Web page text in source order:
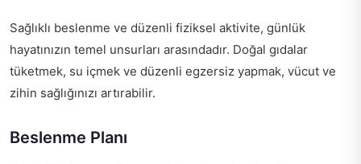
Sağlıklı beslenme ve düzenli fiziksel aktivite, günlük
hayatınızın temel unsurları arasındadır. Doğal gıdalar
tüketmek, su içmek ve düzenli egzersiz yapmak, vücut ve
zihin sağlığınızı artırabilir.
Beslenme Planı